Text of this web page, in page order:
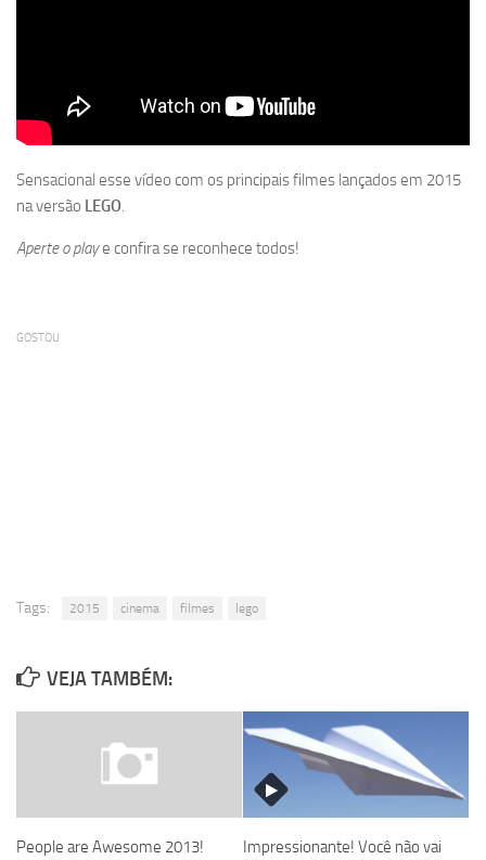
Sensacional esse vídeo com os principais filmes lançados em 2015
na versão LEGO.
Aperte o playe confira se reconhece todos!
GOSTOU
Tags: 2015 cinema filmes lego
VEJA TAMBÉM:
People are Awesome 2013!
Impressionante! Você não vai